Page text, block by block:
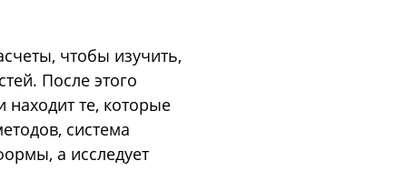
чтобы изучить,
После этого
те, которые
система
а исследует